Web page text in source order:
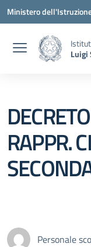
Vai ai contenuti
Vai al menu di
Vai al footer
Ministero
Luigi
RAPPR.
Personale